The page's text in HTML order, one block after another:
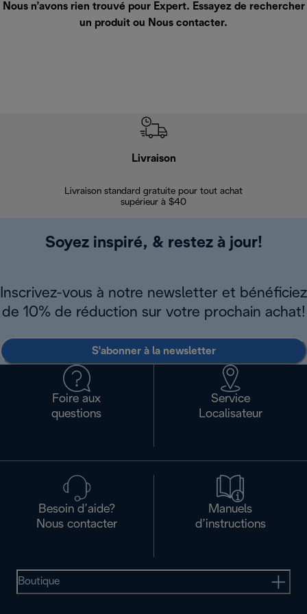
Nous n’avons rien trouvé pour Expert. Essayez de rechercher
un produit ou Nous contacter.
Livraison
Livraison standard gratuite pour tout achat
supérieur à $40
Soyez inspiré, & restez à jour!
Inscrivez-vous à notre newsletter et bénéficiez
de 10% de réduction sur votre prochain achat!
S'abonner à la newsletter
Foire aux
questions
Service
Localisateur
Besoin d’aide?
Nous contacter
Manuels
d’instructions
Boutique